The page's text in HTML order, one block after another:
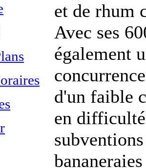
et de rhum
Avec ses
également
d'un faible
en